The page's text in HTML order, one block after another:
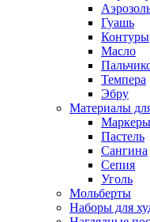
Гуашь
Контуры
Масло
Темпера
Эбру
Материалы
Маркеры
Пастель
Сангина
Сепия
Уголь
Мольберты
Наборы для